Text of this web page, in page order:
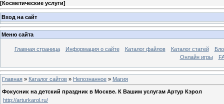
[Косметические услуги]
Вход на сайт
Меню сайта
Главная страница Информация о сайте Каталог файлов Каталог статей
Онлайн игры
Главная » Каталог сайтов » Непознанное » Магия
Фокусник на детский праздник в Москве. К Вашим услугам Артур Кэрол
http://arturkarol.ru/